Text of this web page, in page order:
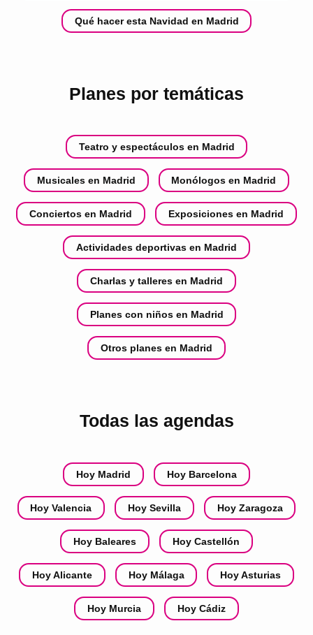
Qué hacer esta Navidad en Madrid
Planes por temáticas
Teatro y espectáculos en Madrid
Musicales en Madrid Monólogos en Madrid
Conciertos en Madrid Exposiciones en Madrid
Actividades deportivas en Madrid
Charlas y talleres en Madrid
Planes con niños en Madrid
Otros planes en Madrid
Todas las agendas
Hoy Madrid Hoy Barcelona
Hoy Valencia Hoy Sevilla Hoy Zaragoza
Hoy Baleares Hoy Castellón
Hoy Alicante Hoy Málaga Hoy Asturias
Hoy Murcia Hoy Cádiz